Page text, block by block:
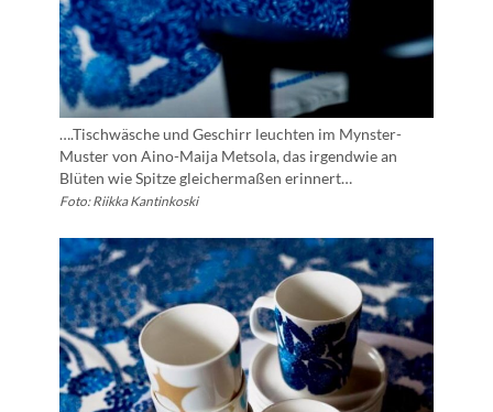
….Tischwäsche und Geschirr leuchten im Mynster-
Muster von Aino-Maija Metsola, das irgendwie an
Blüten wie Spitze gleichermaßen erinnert…
Foto: Riikka Kantinkoski